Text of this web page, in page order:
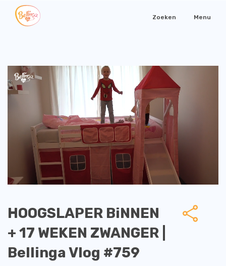
Zoeken Menu
HOOGSLAPER BiNNEN
+ 17 WEKEN ZWANGER |
Bellinga Vlog #759